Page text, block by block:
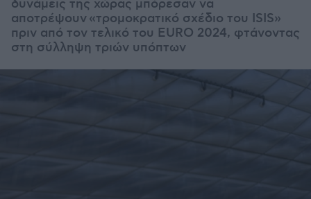
δυνάμεις της χώρας μπόρεσαν να
αποτρέψουν «τρομοκρατικό σχέδιο του ISIS»
πριν από τον τελικό του EURO 2024, φτάνοντας
στη σύλληψη τριών υπόπτων